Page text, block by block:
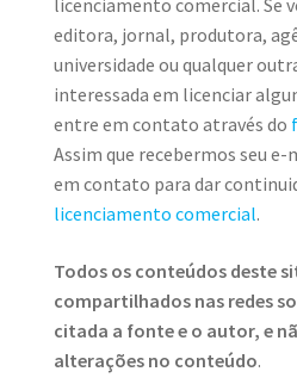
licenciamento comercial. Se
editora, jornal, produtora,
universidade ou qualquer
interessada em licenciar
entre em contato através do
Assim que recebermos seu
em contato para dar
licenciamento comercial.
Todos os conteúdos deste
compartilhados nas redes
citada a fonte e o autor, e
alterações no conteúdo.